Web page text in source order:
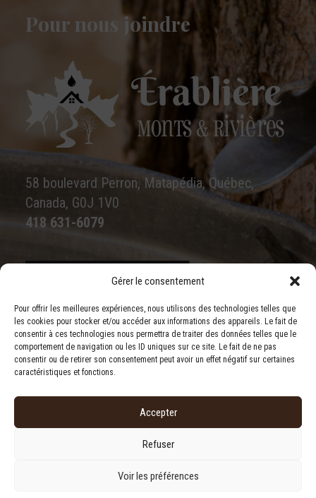
Gérer le consentement
Pour offrir les meilleures expériences, nous utilisons des technologies telles que
les cookies pour stocker et/ou accéder aux informations des appareils. Le fait de
consentir à ces technologies nous permettra de traiter des données telles que le
comportement de navigation ou les ID uniques sur ce site. Le fait de ne pas
consentir ou de retirer son consentement peut avoir un effet négatif sur certaines
caractéristiques et fonctions.
Accepter
Refuser
Voir les préférences
Pour nous joindre
58 boulevard Perron, Matapédia, Québec,
Canada, G0J 1V0
418 631-6079
Écrivez-nous
Déclaration de confidentialité